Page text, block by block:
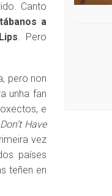
Canto
a
. Pero
pero non
unha fan
e
Have
vez
países
teñen en